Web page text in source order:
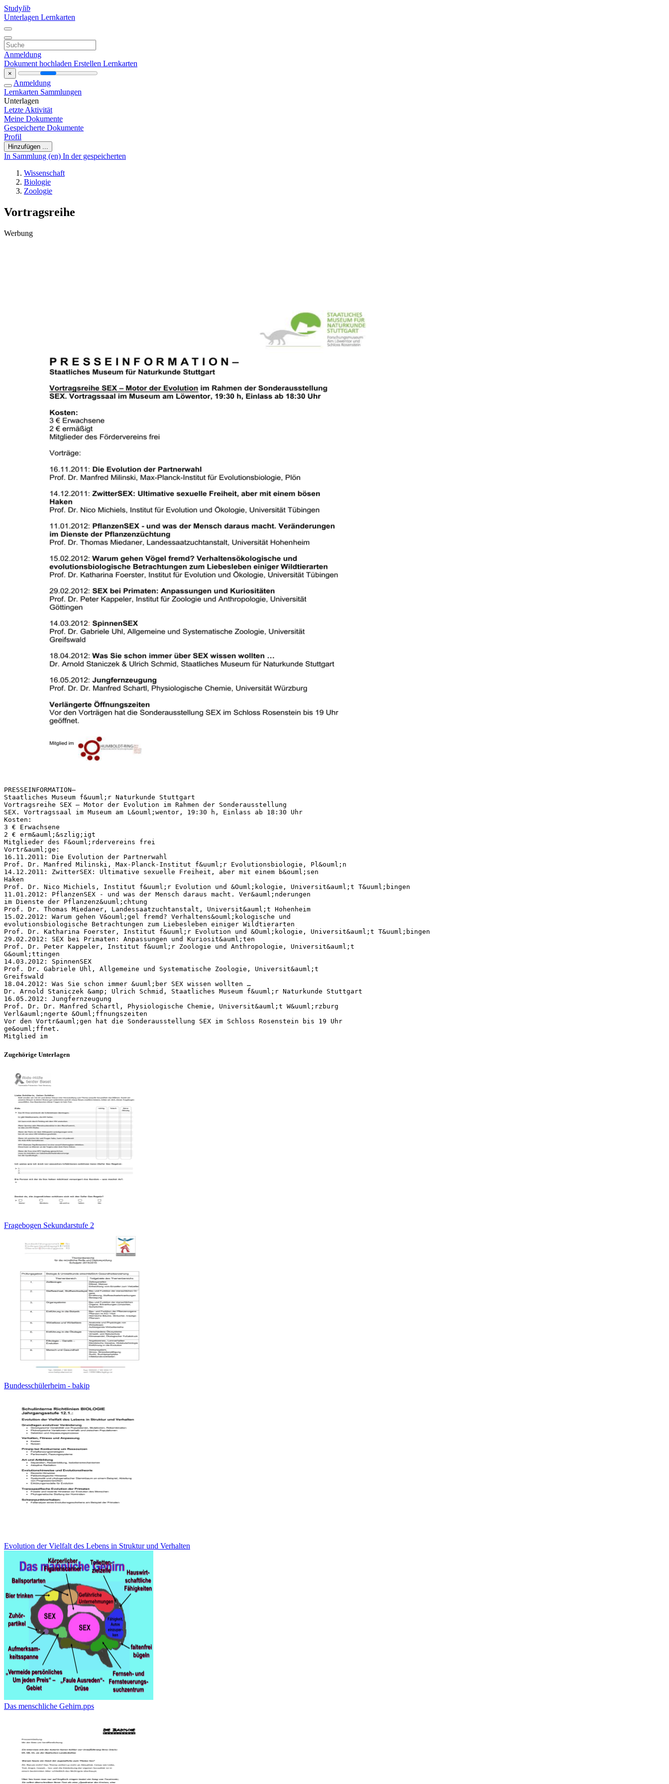
Studylib
Unterlagen Lernkarten
Anmeldung
Dokument hochladen Erstellen Lernkarten
×
Anmeldung
Lernkarten Sammlungen
Unterlagen
Letzte Aktivität
Meine Dokumente
Gespeicherte Dokumente
Profil
Hinzufügen ...
In Sammlung (en) In der gespeicherten
Wissenschaft
Biologie
Zoologie
Vortragsreihe
Werbung
PRESSEINFORMATION–
Staatliches Museum f&uuml;r Naturkunde Stuttgart
Vortragsreihe SEX – Motor der Evolution im Rahmen der Sonderausstellung
SEX. Vortragssaal im Museum am L&ouml;wentor, 19:30 h, Einlass ab 18:30 Uhr
Kosten:
3 € Erwachsene
2 € erm&auml;&szlig;igt
Mitglieder des F&ouml;rdervereins frei
Vortr&auml;ge:
16.11.2011: Die Evolution der Partnerwahl
Prof. Dr. Manfred Milinski, Max-Planck-Institut f&uuml;r Evolutionsbiologie, Pl&ouml;n
14.12.2011: ZwitterSEX: Ultimative sexuelle Freiheit, aber mit einem b&ouml;sen
Haken
Prof. Dr. Nico Michiels, Institut f&uuml;r Evolution und &Ouml;kologie, Universit&auml;t T&uuml;bingen
11.01.2012: PflanzenSEX - und was der Mensch daraus macht. Ver&auml;nderungen
im Dienste der Pflanzenz&uuml;chtung
Prof. Dr. Thomas Miedaner, Landessaatzuchtanstalt, Universit&auml;t Hohenheim
15.02.2012: Warum gehen V&ouml;gel fremd? Verhaltens&ouml;kologische und
evolutionsbiologische Betrachtungen zum Liebesleben einiger Wildtierarten
Prof. Dr. Katharina Foerster, Institut f&uuml;r Evolution und &Ouml;kologie, Universit&auml;t T&uuml;bingen
29.02.2012: SEX bei Primaten: Anpassungen und Kuriosit&auml;ten
Prof. Dr. Peter Kappeler, Institut f&uuml;r Zoologie und Anthropologie, Universit&auml;t
G&ouml;ttingen
14.03.2012: SpinnenSEX
Prof. Dr. Gabriele Uhl, Allgemeine und Systematische Zoologie, Universit&auml;t
Greifswald
18.04.2012: Was Sie schon immer &uuml;ber SEX wissen wollten …
Dr. Arnold Staniczek &amp; Ulrich Schmid, Staatliches Museum f&uuml;r Naturkunde Stuttgart
16.05.2012: Jungfernzeugung
Prof. Dr. Dr. Manfred Schartl, Physiologische Chemie, Universit&auml;t W&uuml;rzburg
Verl&auml;ngerte &Ouml;ffnungszeiten
Vor den Vortr&auml;gen hat die Sonderausstellung SEX im Schloss Rosenstein bis 19 Uhr
ge&ouml;ffnet.
Zugehörige Unterlagen
Fragebogen Sekundarstufe 2
Bundesschülerheim - bakip
Evolution der Vielfalt des Lebens in Struktur und Verhalten
Das menschliche Gehirn.pps